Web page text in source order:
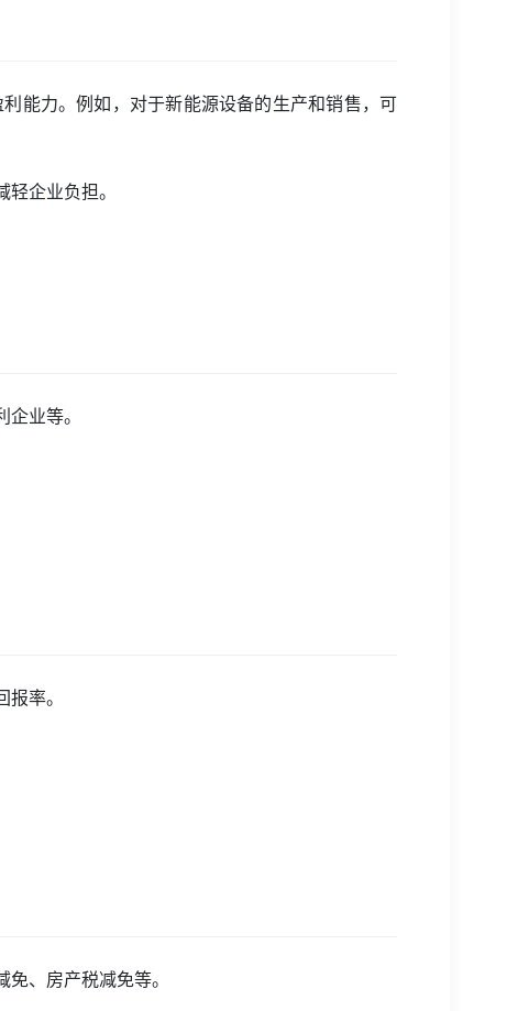
能力。例如，对于新能源设备的生产和销售，可
企业负担。
业等。
率。
、房产税减免等。